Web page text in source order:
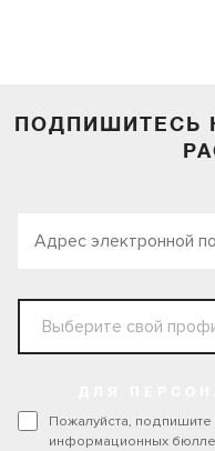
ПОДПИШИТЕСЬ
Пожалуйста,
информационных